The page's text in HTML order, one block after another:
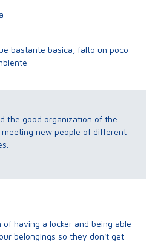
bastante basica, falto un poco
the good organization of the
new people of different
of having a locker and being able
belongings so they don't get